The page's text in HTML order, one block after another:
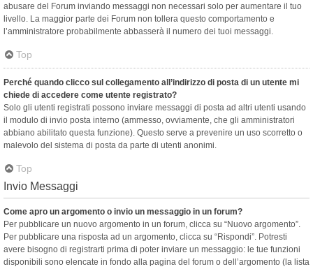
abusare del Forum inviando messaggi non necessari solo per aumentare il tuo
livello. La maggior parte dei Forum non tollera questo comportamento e
l’amministratore probabilmente abbasserà il numero dei tuoi messaggi.
Top
Perché quando clicco sul collegamento all’indirizzo di posta di un utente mi
chiede di accedere come utente registrato?
Solo gli utenti registrati possono inviare messaggi di posta ad altri utenti usando
il modulo di invio posta interno (ammesso, ovviamente, che gli amministratori
abbiano abilitato questa funzione). Questo serve a prevenire un uso scorretto o
malevolo del sistema di posta da parte di utenti anonimi.
Top
Invio Messaggi
Come apro un argomento o invio un messaggio in un forum?
Per pubblicare un nuovo argomento in un forum, clicca su “Nuovo argomento”.
Per pubblicare una risposta ad un argomento, clicca su “Rispondi”. Potresti
avere bisogno di registrarti prima di poter inviare un messaggio: le tue funzioni
disponibili sono elencate in fondo alla pagina del forum o dell’argomento (la lista